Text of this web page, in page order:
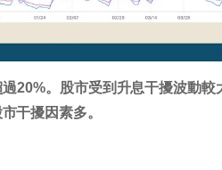
20%。股市受到升息干擾波動
干擾因素多。